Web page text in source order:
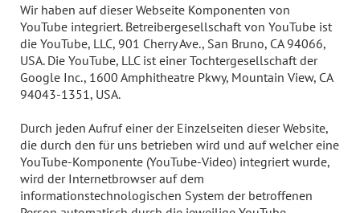
Wir haben auf dieser Webseite Komponenten von
YouTube integriert. Betreibergesellschaft von YouTube ist
die YouTube, LLC, 901 Cherry Ave., San Bruno, CA 94066,
USA. Die YouTube, LLC ist einer Tochtergesellschaft der
Google Inc., 1600 Amphitheatre Pkwy, Mountain View, CA
94043-1351, USA.
Durch jeden Aufruf einer der Einzelseiten dieser Website,
die durch den für uns betrieben wird und auf welcher eine
YouTube-Komponente (YouTube-Video) integriert wurde,
wird der Internetbrowser auf dem
informationstechnologischen System der betroffenen